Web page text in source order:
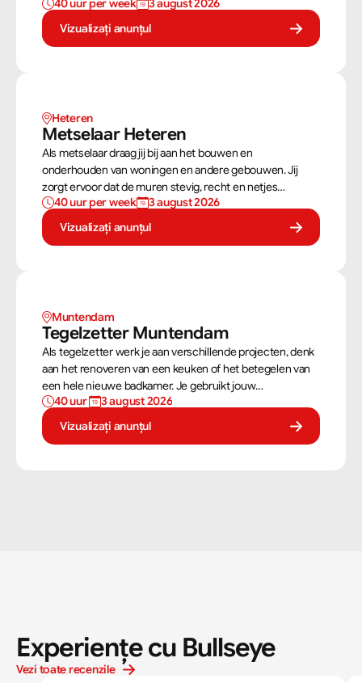
dakconstructies en gevels. Aan de hand van
bouwtekeningen zorg jij ervoor dat een constructie zowel
stevig als netjes is afgewerkt.
40 uur per week
3 august 2026
Vizualizați anunțul
Heteren
Metselaar Heteren
Als metselaar draag jij bij aan het bouwen en
onderhouden van woningen en andere gebouwen. Jij
zorgt ervoor dat de muren stevig, recht en netjes
opgebouwd worden. Aan de hand van een bouwtekening
weet jij precies hoe een muur gebouwd moet worden. Als
metselaar kan je alleen werken of in een team je steentje
40 uur per week
3 august 2026
Vizualizați anunțul
Muntendam
Tegelzetter Muntendam
Als tegelzetter werk je aan verschillende projecten, denk
aan het renoveren van een keuken of het betegelen van
een hele nieuwe badkamer. Je gebruikt jouw
vaardigheden om tegels perfect te plaatsen. Als
tegelzetter ben je voortdurend bezig met diverse taken.
40 uur
3 august 2026
Vizualizați anunțul
Experiențe cu Bullseye
Vezi toate recenzile